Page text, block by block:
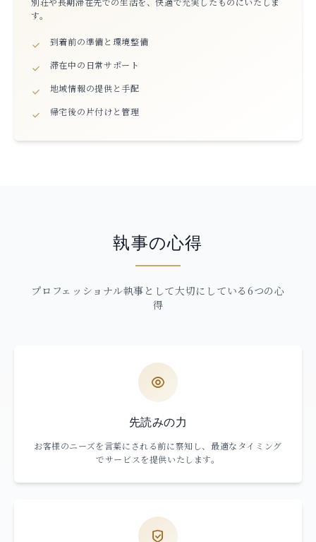
す。
到着前の準備と環境整備
滞在中の日常サポート
地域情報の提供と手配
帰宅後の片付けと管理
執事の心得
プロフェッショナル執事として大切にしている6つの心
得
先読みの力
お客様のニーズを言葉にされる前に察知し、最適なタイミング
でサービスを提供いたします。